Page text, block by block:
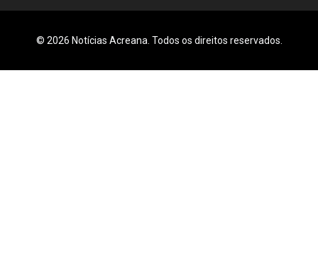
© 2026 Notícias Acreana. Todos os direitos reservados.